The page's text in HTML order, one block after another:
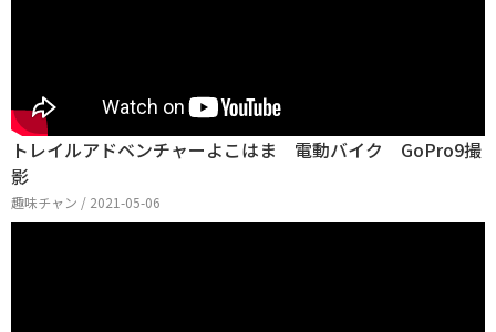
トレイルアドベンチャーよこはま 電動バイク GoPro9撮
影
趣味チャン / 2021-05-06